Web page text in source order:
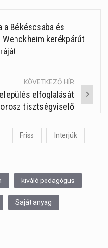
Békéscsaba és
kerékpárút
KÖVETKEZŐ HÍR
elfoglalását
tisztségviselő
Friss Interjúk
kiváló pedagógus
Saját anyag